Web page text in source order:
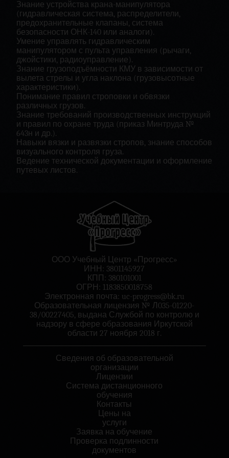
Знание устройства крана-манипулятора
(гидравлическая система, распределители,
предохранительные клапаны, система
безопасности ОНК-140 или аналоги).
Умение управлять гидравлическим
манипулятором с пульта управления (рычаги,
джойстики, радиоуправление).
Знание грузоподъёмности КМУ в зависимости от
вылета стрелы и угла наклона (грузовысотные
характеристики).
Понимание правил строповки и обвязки
различных грузов.
Знание требований производственных инструкций
и правил по охране труда (приказ Минтруда №
643н и др.).
Навыки вязки и развязки стропов, знание способов
визуального контроля груза.
Ведение технической документации и оформление
путевых листов.
ООО Учебный Центр «Прогресс»
ИНН: 3801145927
КПП: 380101001
ОГРН: 1183850018758
Электронная почта: uc-progress@bk.ru
Образовательная лицензия № Л035-01220-
38/00227405, выдана Службой по контролю и
надзору в сфере образования Иркутской
области 27 ноября 2018 г.
Сведения об образовательной
организации
Лицензии
Система дистанционного
обучения
Контакты
Цены на
услуги
Заявка на обучение
Проверка подлинности
документов